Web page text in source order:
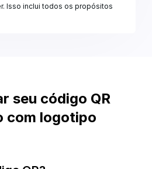
Isso inclui todos os propósitos
seu código QR
com logotipo